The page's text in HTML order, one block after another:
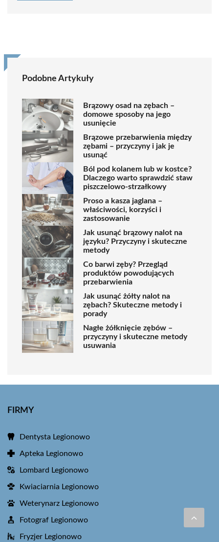
Podobne Artykuły
Brązowy osad na zębach –
domowe sposoby na jego
usunięcie
Brązowe przebarwienia między
zębami – przyczyny i jak je
usunąć
Ból pod kolanem lub w kostce?
Dlaczego warto sprawdzić staw
piszczelowo-strzałkowy
Proso a kasza jaglana –
właściwości, korzyści i
zastosowanie
Jak usunąć brązowy nalot na
języku? Przyczyny i skuteczne
metody
Co barwi zęby? Przegląd
produktów powodujących
przebarwienia
Jak usunąć żółty nalot na
zębach? Skuteczne metody i
porady
Nagłe żółknięcie zębów –
przyczyny i skuteczne metody
usuwania
FIRMY
Dentysta Legionowo
Apteka Legionowo
Lombard Legionowo
Kwiaciarnia Legionowo
Weterynarz Legionowo
Fotograf Legionowo
Fryzjer Legionowo